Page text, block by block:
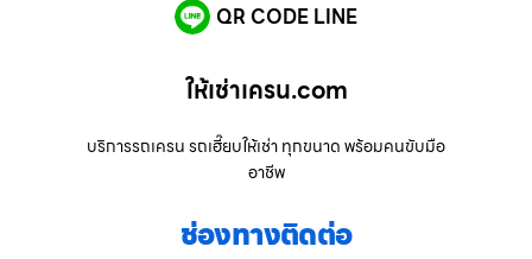
QR CODE LINE
ให้เช่าเครน.com
บริการรถเครน รถเฮี๊ยบให้เช่า ทุกขนาด พร้อมคนขับมือ
อาชีพ
ช่องทางติดต่อ